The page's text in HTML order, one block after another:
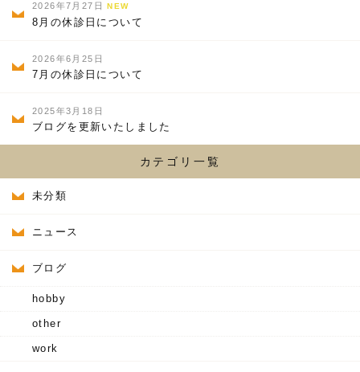
2026年7月27日NEW
8月の休診日について
2026年6月25日
7月の休診日について
2025年3月18日
ブログを更新いたしました
カテゴリ一覧
未分類
ニュース
ブログ
hobby
other
work